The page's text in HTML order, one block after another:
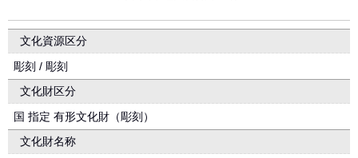
文化資源区分
彫刻 / 彫刻
文化財区分
国 指定 有形文化財（彫刻）
文化財名称